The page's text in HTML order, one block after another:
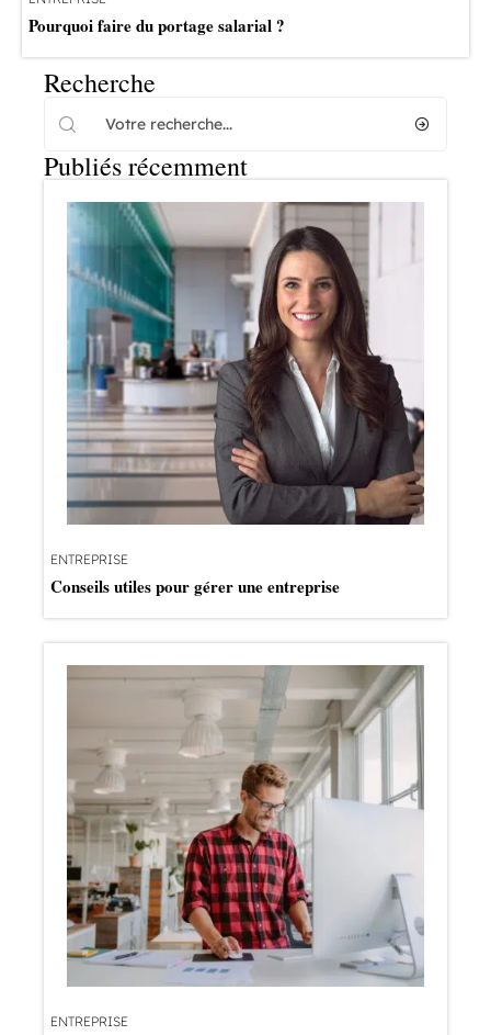
Pourquoi faire du portage salarial ?
Recherche
Publiés récemment
ENTREPRISE
Conseils utiles pour gérer une entreprise
ENTREPRISE